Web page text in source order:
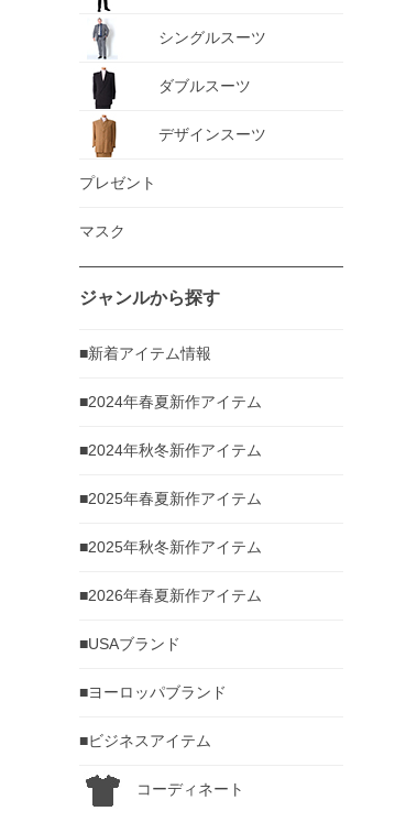
シングルスーツ
ダブルスーツ
デザインスーツ
プレゼント
マスク
ジャンルから探す
■新着アイテム情報
■2024年春夏新作アイテム
■2024年秋冬新作アイテム
■2025年春夏新作アイテム
■2025年秋冬新作アイテム
■2026年春夏新作アイテム
■USAブランド
■ヨーロッパブランド
■ビジネスアイテム
コーディネート